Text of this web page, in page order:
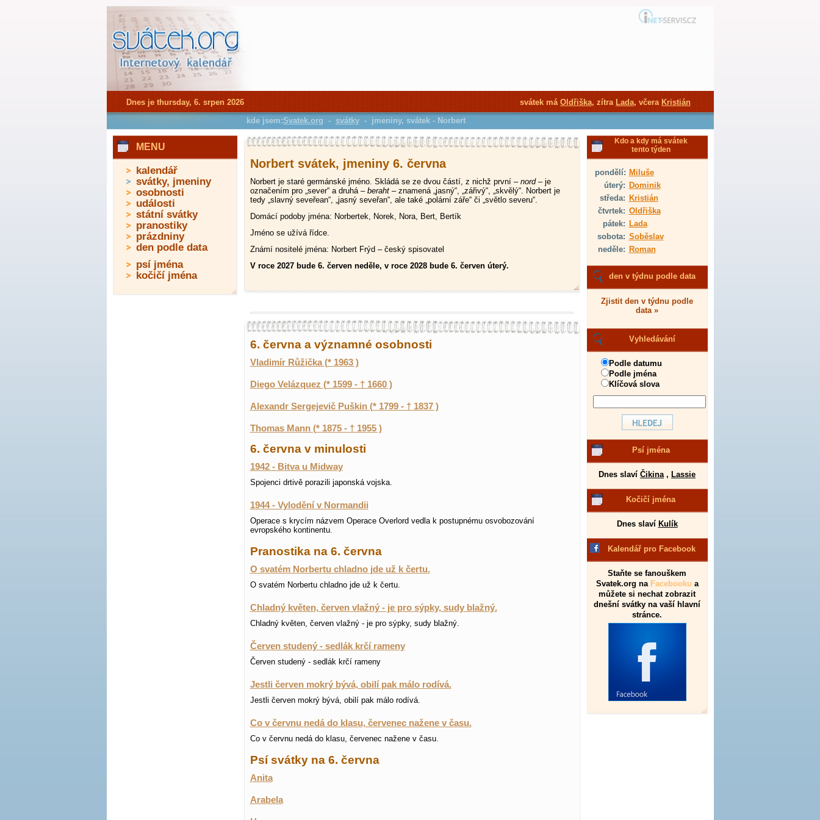
Norbert svátek, jmeniny 6. června
Norbert je staré germánské jméno. Skládá se ze dvou částí, z nichž první – nord– je
označením pro „sever“ a druhá – beraht– znamená „jasný“, „zářivý“, „skvělý“. Norbert je
tedy „slavný seveřean“, „jasný seveřan“, ale také „polární záře“ či „světlo severu“.
Domácí podoby jména: Norbertek, Norek, Nora, Bert, Bertík
Jméno se užívá řídce.
Známí nositelé jména: Norbert Frýd – český spisovatel
V roce 2027 bude 6. červen neděle, v roce 2028 bude 6. červen úterý.
6. června a významné osobnosti
Vladimír Růžička (* 1963 )
Diego Velázquez (* 1599 - † 1660 )
Alexandr Sergejevič Puškin (* 1799 - † 1837 )
Thomas Mann (* 1875 - † 1955 )
6. června v minulosti
1942 - Bitva u Midway
Spojenci drtivě porazili japonská vojska.
1944 - Vylodění v Normandii
Operace s krycím názvem Operace Overlord vedla k postupnému osvobozování
evropského kontinentu.
Pranostika na 6. června
O svatém Norbertu chladno jde už k čertu.
O svatém Norbertu chladno jde už k čertu.
Chladný květen, červen vlažný - je pro sýpky, sudy blažný.
Chladný květen, červen vlažný - je pro sýpky, sudy blažný.
Červen studený - sedlák krčí rameny
Červen studený - sedlák krčí rameny
Jestli červen mokrý bývá, obilí pak málo rodívá.
Jestli červen mokrý bývá, obilí pak málo rodívá.
Co v červnu nedá do klasu, červenec nažene v času.
Co v červnu nedá do klasu, červenec nažene v času.
Psí svátky na 6. června
Anita
Arabela
Kdo a kdy má svátek
tento týden
pondělí: Miluše
úterý: Dominik
středa: Kristián
čtvrtek: Oldřiška
pátek: Lada
sobota: Soběslav
neděle: Roman
den v týdnu podle data
Zjistit den v týdnu podle
data »
Vyhledávání
Podle datumu
Podle jména
Klíčová slova
Psí jména
Dnes slaví Čikina, Lassie
Kočičí jména
Dnes slaví Kulík
Kalendář pro Facebook
Staňte se fanouškem
Svatek.org na Facebooku a
můžete si nechat zobrazit
dnešní svátky na vaší hlavní
stránce.
MENU
kalendář
svátky, jmeniny
osobnosti
události
státní svátky
pranostiky
prázdniny
den podle data
psí jména
kočičí jména
Dnes je thursday, 6. srpen 2026 svátek má Oldřiška, zítra Lada, včera Kristián
kde jsem:Svatek.org - svátky - jmeniny, svátek - Norbert